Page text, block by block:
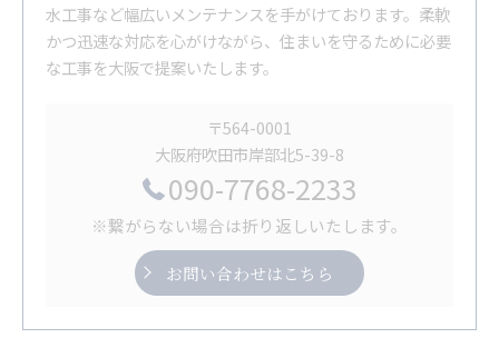
水工事など幅広いメンテナンスを手がけております。柔軟
かつ迅速な対応を心がけながら、住まいを守るために必要
な工事を大阪で提案いたします。
〒564-0001
大阪府吹田市岸部北5-39-8
090-7768-2233
※繋がらない場合は折り返しいたします。
お問い合わせはこちら